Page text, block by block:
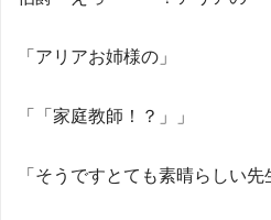
「アリアお姉様の」
「「家庭教師！？」」
「そうですとても素晴らしい先